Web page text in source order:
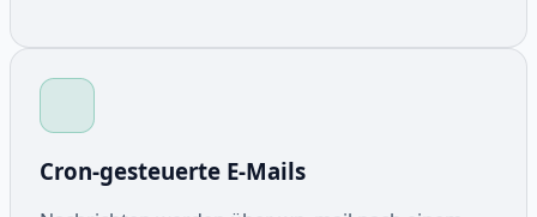
Cron-gesteuerte E-Mails